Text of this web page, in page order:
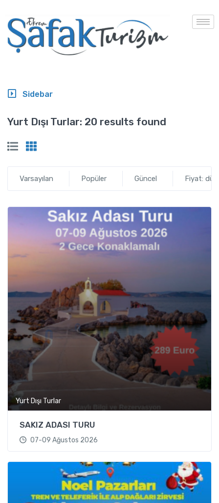
Yurt Dışı Turlar: 20 results found
Varsayılan Popüler Güncel Fiyat:
Yurt Dışı Turlar
SAKIZ ADASI TURU
07-09 Ağustos 2026
Sidebar